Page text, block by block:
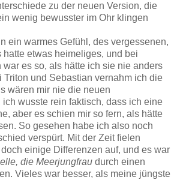
zu der neuen Version, die
wenig bewusster im Ohr klingen
ein warmes Gefühl, des vergessenen,
hatte etwas heimeliges, und bei
es so, als hätte ich sie nie anders
Triton und Sebastian vernahm ich die
wären mir nie die neuen
ich wusste rein faktisch, dass ich eine
aber es schien mir so fern, als hätte
So gesehen habe ich also noch
verspürt. Mit der Zeit fielen
einige Differenzen auf, und es war
die Meerjungfrau durch einen
Vieles war besser, als meine jüngste